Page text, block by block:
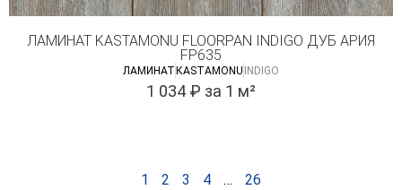
ЛАМИНАТ KASTAMONU FLOORPAN INDIGO ДУБ АРИЯ
FP635
ЛАМИНАТКASTAMONU INDIGO
1 034 ₽ за 1 м²
1 2 3 4 … 26